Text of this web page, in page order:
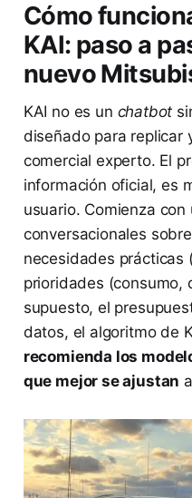
Cómo
KAI: paso a
nuevo
KAI no es un chatbot
diseñado para replicar
comercial experto. El
información oficial, es
usuario. Comienza
conversacionales
necesidades prácticas
prioridades (consumo,
supuesto, el
datos, el algoritmo de
recomienda los
que mejor se ajustan